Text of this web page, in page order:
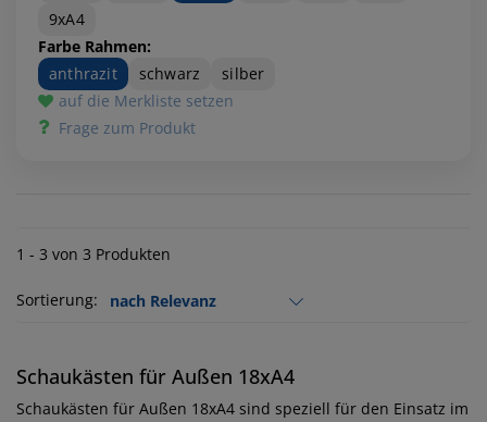
9xA4
Farbe Rahmen:
anthrazit
schwarz
silber
auf die Merkliste setzen
Frage zum Produkt
1 - 3 von 3 Produkten
Sortierung:
Schaukästen für Außen 18xA4
Schaukästen für Außen 18xA4 sind speziell für den Einsatz im